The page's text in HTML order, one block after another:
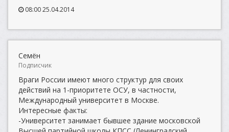
08:00 25.04.2014
Семён
Подписчик
Враги России имеют много структур для своих
действий на 1-приоритете ОСУ, в частности,
Международный университет в Москве.
Интересные факты:
-Университет занимает бывшее здание московской